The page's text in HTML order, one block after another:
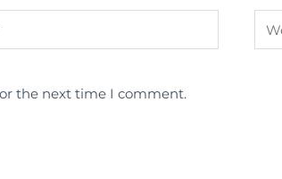
the next time I comment.